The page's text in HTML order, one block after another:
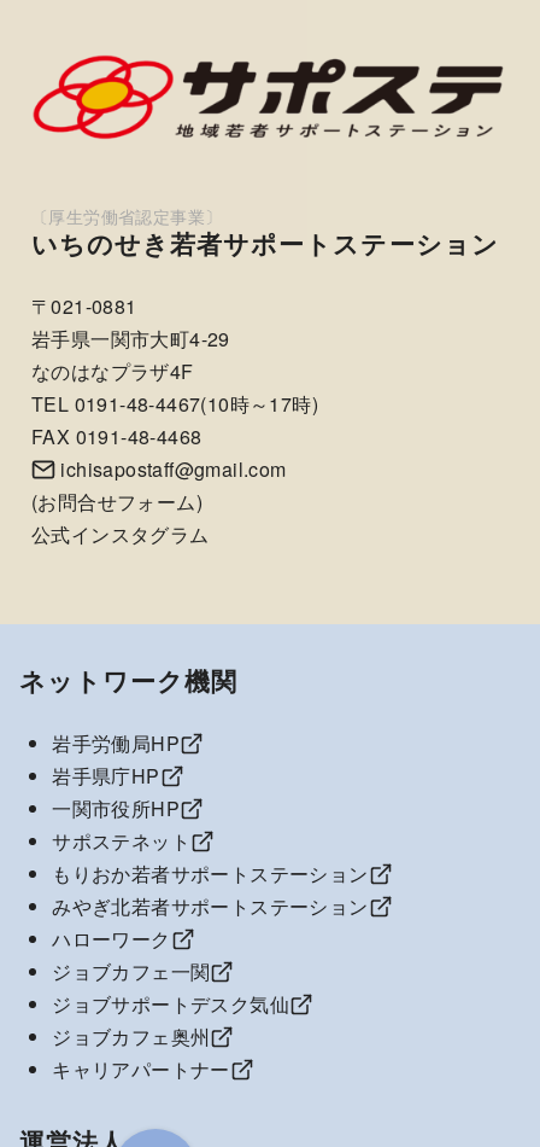
いちのせき若者サポートステーション
〒021-0881
岩手県一関市大町4-29
なのはなプラザ4F
TEL 0191-48-4467(10時～17時)
FAX 0191-48-4468
ichisapostaff@gmail.com
(お問合せフォーム)
公式インスタグラム
ネットワーク機関
岩手労働局HP
岩手県庁HP
一関市役所HP
サポステネット
もりおか若者サポートステーション
みやぎ北若者サポートステーション
ハローワーク
ジョブカフェ一関
ジョブサポートデスク気仙
ジョブカフェ奥州
キャリアパートナー